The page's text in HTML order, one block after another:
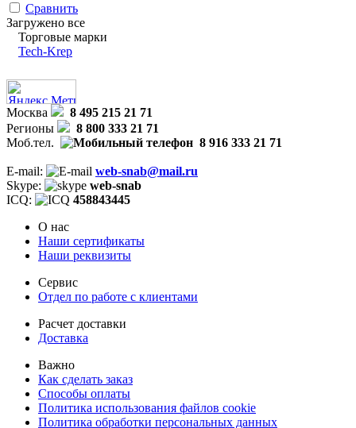
Сравнить
Загружено все
Торговые марки
Tech-Krep
Москва
8 495 215 21 71
Регионы
8 800 333 21 71
Моб.тел.
8 916 333 21 71
E-mail:
web-snab@mail.ru
Skype:
web-snab
ICQ:
458843445
О нас
Наши сертификаты
Наши реквизиты
Сервис
Отдел по работе с клиентами
Расчет доставки
Доставка
Важно
Как сделать заказ
Способы оплаты
Политика использования файлов cookie
Политика обработки персональных данных